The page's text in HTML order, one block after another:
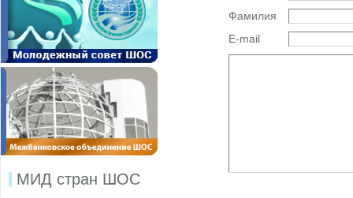
МИД стран ШОС
Фамилия
E-mail